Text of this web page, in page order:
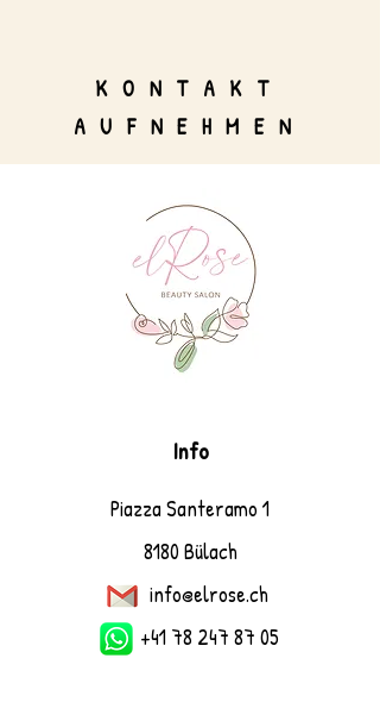
KONTAKT
AUFNEHMEN
Info
Piazza Santeramo 1
8180 Bülach
info@elrose.ch
+41 78 247 87 05